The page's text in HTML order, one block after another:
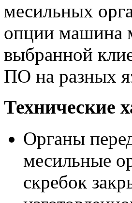
месильных
опции машина
выбранной
ПО на разных
Технические
Органы
месильные
скребок